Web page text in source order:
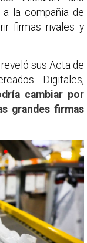
a la compañía de
firmas rivales y
sus Acta de
Digitales,
cambiar por
grandes firmas